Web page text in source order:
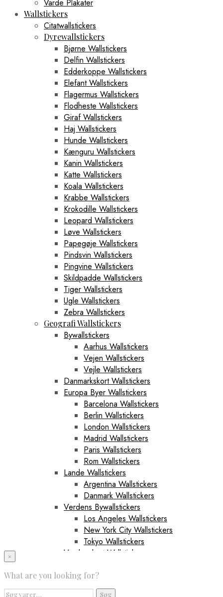
Varde Plakater
Wallstickers
Citatwallstickers
Dyrewallstickers
Bjørne Wallstickers
Delfin Wallstickers
Edderkoppe Wallstickers
Elefant Wallstickers
Flagermus Wallstickers
Flodheste Wallstickers
Giraf Wallstickers
Haj Wallstickers
Hunde Wallstickers
Kænguru Wallstickers
Kanin Wallstickers
Katte Wallstickers
Koala Wallstickers
Krabbe Wallstickers
Krokodille Wallstickers
Leopard Wallstickers
Løve Wallstickers
Papegøje Wallstickers
Pindsvin Wallstickers
Pingvine Wallstickers
Skildpadde Wallstickers
Tiger Wallstickers
Ugle Wallstickers
Zebra Wallstickers
Geografi Wallstickers
Bywallstickers
Aarhus Wallstickers
Vejen Wallstickers
Vejle Wallstickers
Danmarkskort Wallstickers
Europa Byer Wallstickers
Barcelona Wallstickers
Berlin Wallstickers
London Wallstickers
Madrid Wallstickers
Paris Wallstickers
Rom Wallstickers
Lande Wallstickers
Argentina Wallstickers
Danmark Wallstickers
Verdens Bywallstickers
Los Angeles Wallstickers
New York City Wallstickers
Tokyo Wallstickers
Verdenskort Wallstickers
Fodboldwallstickers
Bayern München Wallstickers
×
What are you looking for?
Søg
Søg